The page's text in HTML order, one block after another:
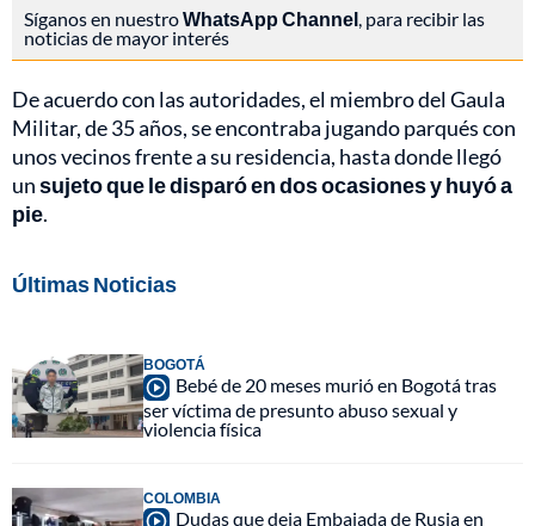
Síganos en nuestroWhatsApp Channel, para recibir las
noticias de mayor interés
De acuerdo con las autoridades, el miembro del Gaula
Militar, de 35 años, se encontraba jugando parqués con
unos vecinos frente a su residencia, hasta donde llegó
unsujeto que le disparó en dos ocasiones y huyó a
pie.
Últimas Noticias
BOGOTÁ
Bebé de 20 meses murió en Bogotá tras
ser víctima de presunto abuso sexual y
violencia física
COLOMBIA
Dudas que deja Embajada de Rusia en